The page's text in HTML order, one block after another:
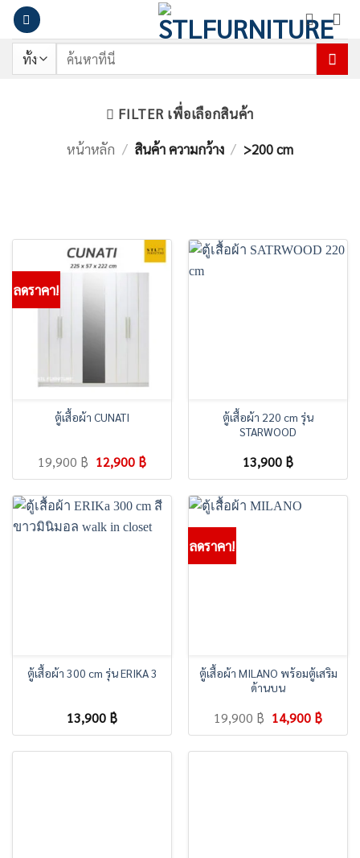
ข้าม
เนื้อหา
ค้นหา:
>200 cm
หน้าหลัก / สินค้า ความกว้าง / >200 cm
FILTER เพื่อเลือกสินค้า
ลดราคา!
ตู้เสื้อผ้า CUNATI
19,900 ฿ Original
price
was:
19,900 ฿.
12,900 ฿Current
price
is:
12,900 ฿.
ตู้เสื้อผ้า 220 cm รุ่น
STARWOOD
13,900 ฿
ตู้เสื้อผ้า 300 cm รุ่น ERIKA 3
13,900 ฿
ลดราคา!
ตู้เสื้อผ้า MILANO พร้อมตู้เสริม
ด้านบน
19,900 ฿ Original
price
was:
14,900 ฿
price
is: